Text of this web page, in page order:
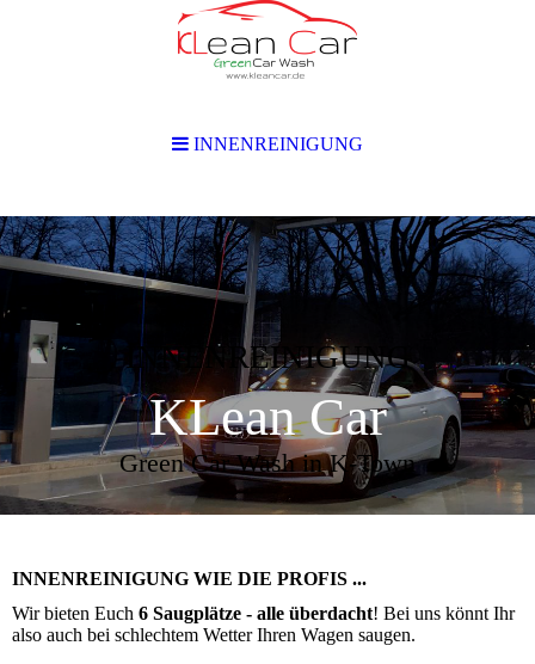
INNENREINIGUNG
KLean Car
Green Car Wash in K-Town
INNENREINIGUNG WIE DIE PROFIS ...
Wir bieten Euch 6 Saugplätze - alle überdacht! Bei uns könnt Ihr
also auch bei schlechtem Wetter Ihren Wagen saugen.
INNENREINIGUNG